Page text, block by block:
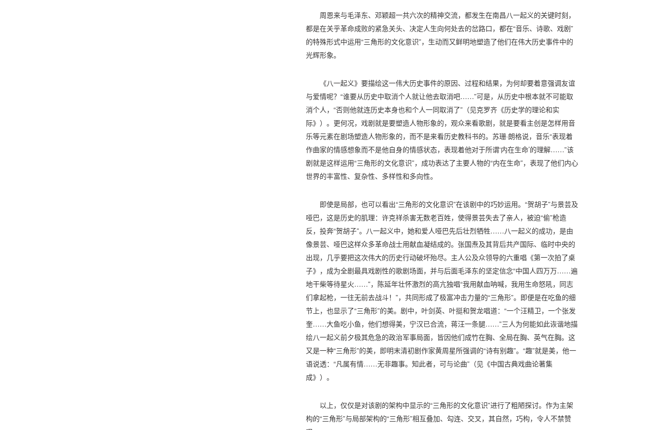
周恩来与毛泽东、邓颖超一共六次的精神交流，都发生在南昌八一起义的关键时刻，
都是在关乎革命成败的紧急关头、决定人生向何处去的岔路口，都在“音乐、诗歌、戏剧”
的特殊形式中运用“三角形的文化意识”，生动而又鲜明地塑造了他们在伟大历史事件中的
光辉形象。
《八一起义》要描绘这一伟大历史事件的原因、过程和结果，为何却要着意强调友谊
与爱情呢？“谁要从历史中取消个人就让他去取消吧……”可是，从历史中根本就不可能取
消个人，“否则他就连历史本身也和个人一同取消了”（见克罗齐《历史学的理论和实
际》）。更何况，戏剧就是要塑造人物形象的，观众来看歌剧，就是要看主创是怎样用音
乐等元素在剧场塑造人物形象的，而不是来看历史教科书的。苏珊·朗格说，音乐“表现着
作曲家的情感想象而不是他自身的情感状态，表现着他对于所谓‘内在生命’的理解……”该
剧就是这样运用“三角形的文化意识”，成功表达了主要人物的“内在生命”，表现了他们内心
世界的丰富性、复杂性、多样性和多向性。
即使是局部，也可以看出“三角形的文化意识”在该剧中的巧妙运用。“贺胡子”与景芸及
哑巴，这是历史的肌理：许克祥杀害无数老百姓，使得景芸失去了亲人，被迫“偷”枪造
反，投奔“贺胡子”。八一起义中，她和爱人哑巴先后壮烈牺牲……八一起义的成功，是由
像景芸、哑巴这样众多革命战士用献血凝结成的。张国焘及其背后共产国际、临时中央的
出现，几乎要把这次伟大的历史行动破坏殆尽。主人公及众领导的六重唱《第一次拍了桌
子》，成为全剧最具戏剧性的歌剧场面，并与后面毛泽东的坚定信念“中国人四万万……遍
地干柴等待星火……”，陈延年壮怀激烈的高亢独唱“我用献血呐喊，我用生命怒吼，同志
们拿起枪，一往无前去战斗！”，共同形成了极富冲击力量的“三角形”。即便是在吃鱼的细
节上，也显示了“三角形”的美。剧中，叶剑英、叶挺和贺龙唱道：“一个汪精卫，一个张发
奎……大鱼吃小鱼，他们想得美，宁汉已合流，蒋汪一条腿……”三人为何能如此诙谐地描
绘八一起义前夕极其危急的政治军事局面，皆因他们成竹在胸、全局在胸、英气在胸。这
又是一种“三角形”的美，即明末清初剧作家黄周星所强调的“诗有别趣”。“趣”就是美，他一
语说透：“凡属有情……无非趣事。知此者，可与论曲”（见《中国古典戏曲论著集
成》）。
以上，仅仅是对该剧的架构中显示的“三角形的文化意识”进行了粗陋探讨。作为主架
构的“三角形”与局部架构的“三角形”相互叠加、勾连、交叉，其自然，巧构，令人不禁赞